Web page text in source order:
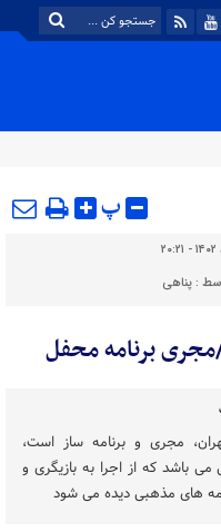
پ
:پناهی
برنامه محفل
متولد ۲۸ آبان ۱۳۵۷ در تهران، مجری و برنامه ساز است،
باشد که از اجرا به بازیگری و
های مذهبی دیده می شود